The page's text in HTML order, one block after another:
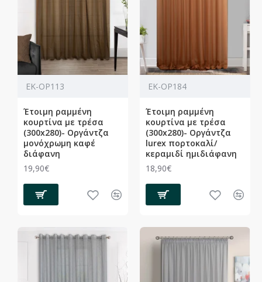
ΕΚ-ΟΡ113
Έτοιμη ραμμένη
κουρτίνα με τρέσα
(300x280)- Οργάντζα
μονόχρωμη καφέ
διάφανη
19,90€
ΕΚ-ΟΡ184
Έτοιμη ραμμένη
κουρτίνα με τρέσα
(300x280)- Οργάντζα
lurex πορτοκαλί/
κεραμιδί ημιδιάφανη
18,90€